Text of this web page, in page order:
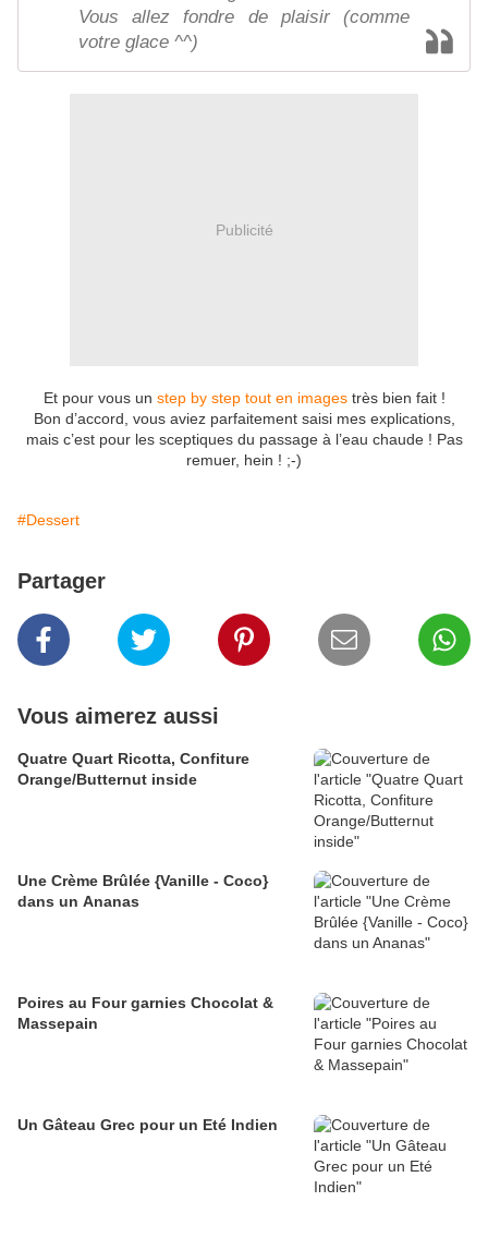
Vous allez fondre de plaisir (comme
votre glace ^^)
Publicité
Et pour vous un step by step tout en imagestrès bien fait !
Bon d’accord, vous aviez parfaitement saisi mes explications,
mais c’est pour les sceptiques du passage à l’eau chaude ! Pas
remuer, hein ! ;-)
#Dessert
Partager
Vous aimerez aussi
Quatre Quart Ricotta, Confiture
Orange/Butternut inside
Une Crème Brûlée {Vanille - Coco}
dans un Ananas
Poires au Four garnies Chocolat &
Massepain
Un Gâteau Grec pour un Eté Indien